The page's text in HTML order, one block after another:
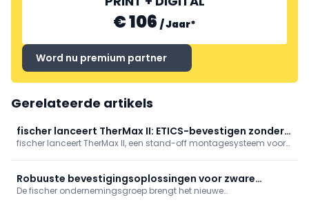
€ 106 /Jaar*
Word nu premium partner
Gerelateerde artikels
fischer lanceert TherMax II: ETICS-bevestigen zonder
koudebruggen
fischer lanceert TherMax II, een stand-off montagesysteem voor
Robuuste bevestigingsoplossingen voor zware
toepassingen
De fischer ondernemingsgroep brengt het nieuwe